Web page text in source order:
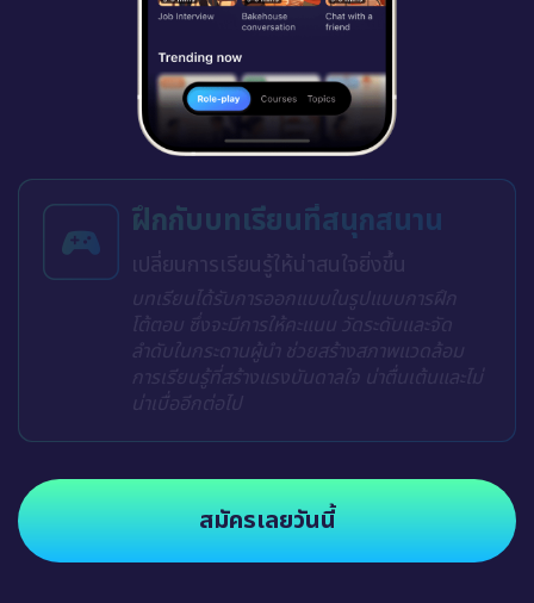
ฝึกกับบทเรียนที่สนุกสนาน
เปลี่ยนการเรียนรู้ให้น่าสนใจยิ่งขึ้น
บทเรียนได้รับการออกแบบในรูปแบบการฝึก
โต้ตอบ ซึ่งจะมีการให้คะแนน วัดระดับและจัด
ลำดับในกระดานผู้นำ ช่วยสร้างสภาพแวดล้อม
การเรียนรู้ที่สร้างแรงบันดาลใจ น่าตื่นเต้นและไม่
น่าเบื่ออีกต่อไป
สมัครเลยวันนี้